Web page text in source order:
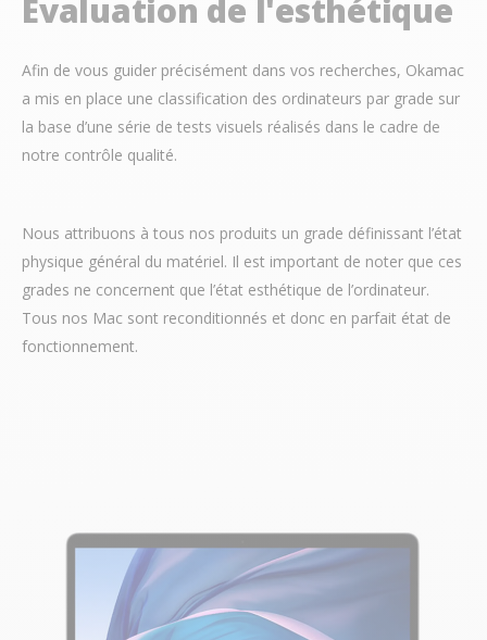
Evaluation de l'esthétique
Afin de vous guider précisément dans vos recherches, Okamac
a mis en place une classification des ordinateurs par grade sur
la base d’une série de tests visuels réalisés dans le cadre de
notre contrôle qualité.
Nous attribuons à tous nos produits un grade définissant l’état
physique général du matériel. Il est important de noter que ces
grades ne concernent que l’état esthétique de l’ordinateur.
Tous nos Mac sont reconditionnés et donc en parfait état de
fonctionnement.